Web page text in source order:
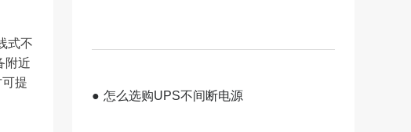
式不
附近
提
● 怎么选购UPS不间断电源